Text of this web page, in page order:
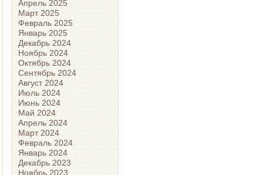
Апрель 2025
Март 2025
Февраль 2025
Январь 2025
Декабрь 2024
Ноябрь 2024
Октябрь 2024
Сентябрь 2024
Август 2024
Июль 2024
Июнь 2024
Май 2024
Апрель 2024
Март 2024
Февраль 2024
Январь 2024
Декабрь 2023
Ноябрь 2023